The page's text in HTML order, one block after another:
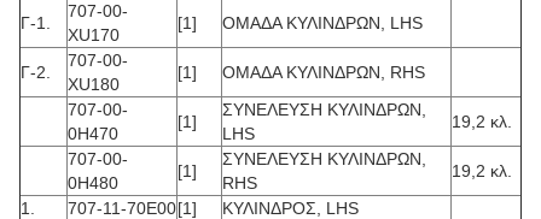
Γ-1.
707-00-
XU170
[1] ΟΜΑΔΑ ΚΥΛΙΝΔΡΩΝ, LHS
Γ-2.
707-00-
XU180
[1]
ΟΜΑΔΑ ΚΥΛΙΝΔΡΩΝ, RHS
707-00-
0H470
[1]
ΣΥΝΕΛΕΥΣΗ ΚΥΛΙΝΔΡΩΝ,
LHS
19,2 κλ.
707-00-
0H480
[1]
ΣΥΝΕΛΕΥΣΗ ΚΥΛΙΝΔΡΩΝ,
RHS
19,2 κλ.
1.
707-11-70E00[1]
ΚΥΛΙΝΔΡΟΣ, LHS